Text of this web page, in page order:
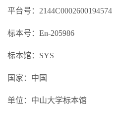
平台号：2144C0002600194574
标本号：En-205986
标本馆：SYS
国家：中国
单位：中山大学标本馆